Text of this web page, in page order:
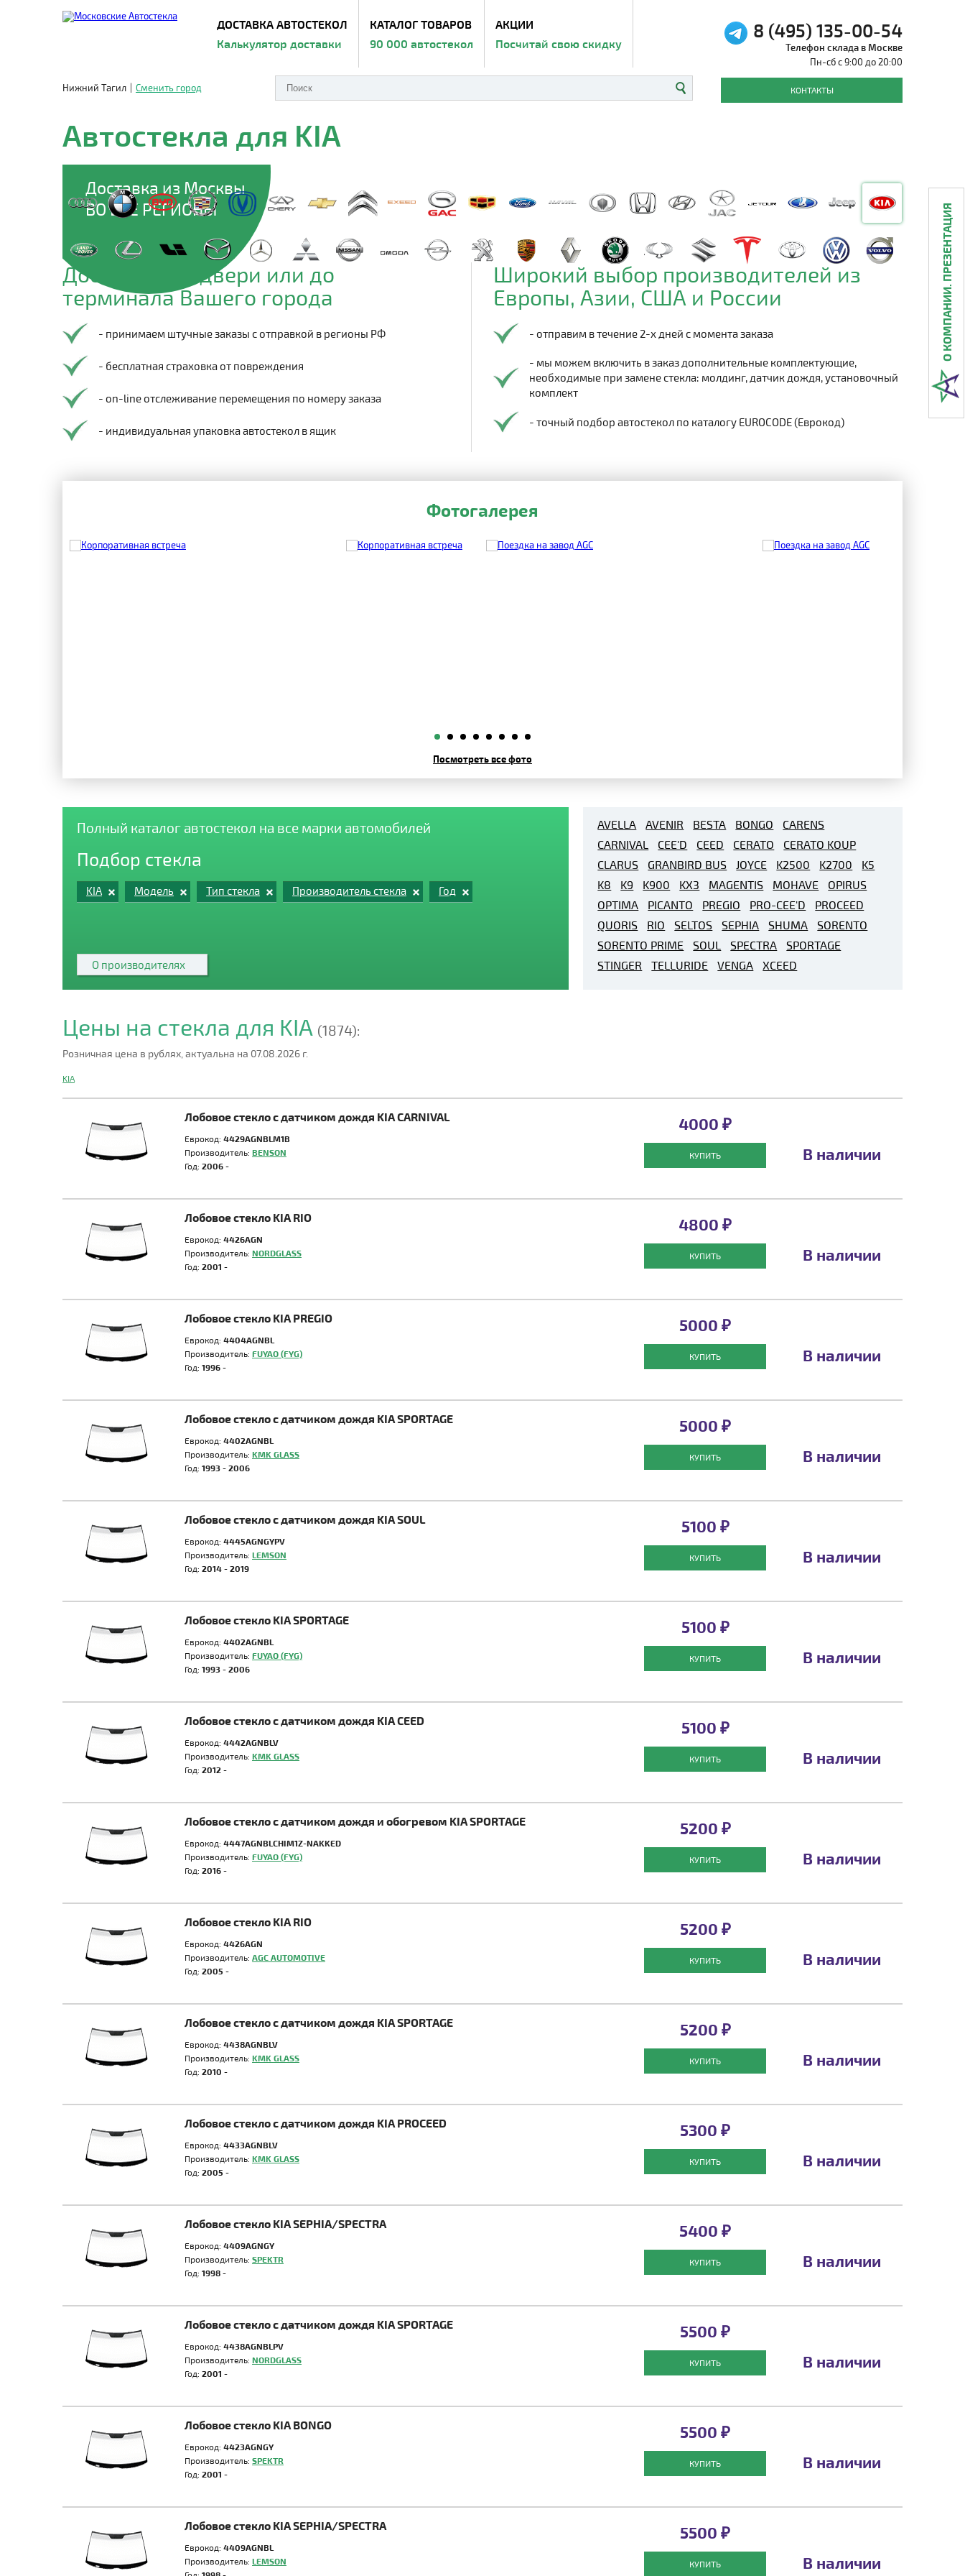
ДОСТАВКА АВТОСТЕКОЛ
Калькулятор доставки
КАТАЛОГ ТОВАРОВ
90 000 автостекол
АКЦИИ
Посчитай свою скидку
Нижний Тагил Сменить город
8 (495) 135-00-54
Телефон склада в Москве
Пн-сб с 9:00 до 20:00
КОНТАКТЫ
Автостекла для KIA
Доставка из Москвы
ВО ВСЕ РЕГИОНЫ
Доставим до двери или до
терминала Вашего города
- принимаем штучные заказы с отправкой в регионы РФ
- бесплатная страховка от повреждения
- on-line отслеживание перемещения по номеру заказа
- индивидуальная упаковка автостекол в ящик
Широкий выбор производителей из
Европы, Азии, США и России
- отправим в течение 2-х дней с момента заказа
- мы можем включить в заказ дополнительные комплектующие,
необходимые при замене стекла: молдинг, датчик дождя, установочный
комплект
- точный подбор автостекол по каталогу EUROCODE (Еврокод)
Фотогалерея
Посмотреть все фото
Полный каталог автостекол на все марки автомобилей
Подбор стекла
KIA Модель Тип стекла Производитель стекла Год
О производителях
AVELLA AVENIR BESTA BONGO
CARENS
CARNIVAL
CEE'D CEED CERATO
CERATO KOUP
CLARUS
GRANBIRD BUS JOYCE K2500 K2700
K5
K8
K9 K900 KX3 MAGENTIS MOHAVE
OPIRUS
OPTIMA
PICANTO PREGIO PRO-CEE'D
PROCEED
QUORIS
RIO SELTOS SEPHIA SHUMA
SORENTO
SORENTO PRIME
SOUL SPECTRA
SPORTAGE
STINGER
TELLURIDE VENGA XCEED
Цены на стекла для KIA (1874):
Розничная цена в рублях, актуальна на 07.08.2026 г.
KIA
Лобовое стекло с датчиком дождя KIA CARNIVAL
Еврокод: 4429AGNBLM1B
Производитель: BENSON
Год: 2006 -
4000 ₽
КУПИТЬ В наличии
Лобовое стекло KIA RIO
Еврокод: 4426AGN
Производитель: NORDGLASS
Год: 2001 -
4800 ₽
КУПИТЬ В наличии
Лобовое стекло KIA PREGIO
Еврокод: 4404AGNBL
Производитель: FUYAO (FYG)
Год: 1996 -
5000 ₽
КУПИТЬ В наличии
Лобовое стекло с датчиком дождя KIA SPORTAGE
Еврокод: 4402AGNBL
Производитель: KMK GLASS
Год: 1993 - 2006
5000 ₽
КУПИТЬ В наличии
Лобовое стекло с датчиком дождя KIA SOUL
Еврокод: 4445AGNGYPV
Производитель: LEMSON
Год: 2014 - 2019
5100 ₽
КУПИТЬ В наличии
Лобовое стекло KIA SPORTAGE
Еврокод: 4402AGNBL
Производитель: FUYAO (FYG)
Год: 1993 - 2006
5100 ₽
КУПИТЬ В наличии
Лобовое стекло с датчиком дождя KIA CEED
Еврокод: 4442AGNBLV
Производитель: KMK GLASS
Год: 2012 -
5100 ₽
КУПИТЬ В наличии
Лобовое стекло с датчиком дождя и обогревом KIA SPORTAGE
Еврокод: 4447AGNBLCHIM1Z-NAKKED
Производитель: FUYAO (FYG)
Год: 2016 -
5200 ₽
КУПИТЬ В наличии
Лобовое стекло KIA RIO
Еврокод: 4426AGN
Производитель: AGC AUTOMOTIVE
Год: 2005 -
5200 ₽
КУПИТЬ В наличии
Лобовое стекло с датчиком дождя KIA SPORTAGE
Еврокод: 4438AGNBLV
Производитель: KMK GLASS
Год: 2010 -
5200 ₽
КУПИТЬ В наличии
Лобовое стекло с датчиком дождя KIA PROCEED
Еврокод: 4433AGNBLV
Производитель: KMK GLASS
Год: 2005 -
5300 ₽
КУПИТЬ В наличии
Лобовое стекло KIA SEPHIA/SPECTRA
Еврокод: 4409AGNGY
Производитель: SPEKTR
Год: 1998 -
5400 ₽
КУПИТЬ В наличии
Лобовое стекло с датчиком дождя KIA SPORTAGE
Еврокод: 4438AGNBLPV
Производитель: NORDGLASS
Год: 2001 -
5500 ₽
КУПИТЬ В наличии
Лобовое стекло KIA BONGO
Еврокод: 4423AGNGY
Производитель: SPEKTR
Год: 2001 -
5500 ₽
КУПИТЬ В наличии
Лобовое стекло KIA SEPHIA/SPECTRA
Еврокод: 4409AGNBL
Производитель: LEMSON
5500 ₽
КУПИТЬ В наличии
О КОМПАНИИ. ПРЕЗЕНТАЦИЯ